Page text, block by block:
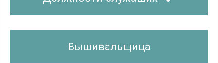
Вышивальщица